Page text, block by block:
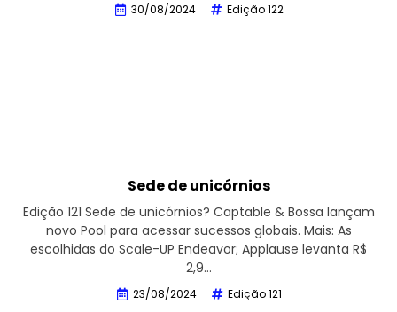
30/08/2024 Edição 122
Sede de unicórnios
Edição 121 Sede de unicórnios? Captable & Bossa lançam
novo Pool para acessar sucessos globais. Mais: As
escolhidas do Scale-UP Endeavor; Applause levanta R$
2,9…
23/08/2024 Edição 121